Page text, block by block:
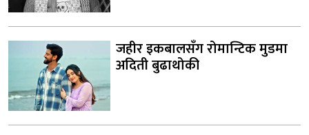
जहीर इकबालसँग रोमान्टिक मुडमा
अदिती बुढाथोकी